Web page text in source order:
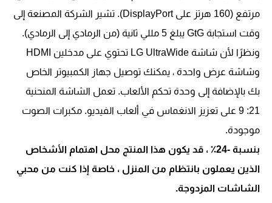
مرتفع (160 هرتز على DisplayPort). تشير الشركة المصنعة إلى
وقت استجابة GtG يبلغ 5 مللي ثانية (من الرمادي إلى الرمادي).
ونظرًا لأن شاشة LG UltraWide تحتوي على مدخلين HDMI
وشاشة عرض واحدة ، يمكنك توصيل جهاز الكمبيوتر الخاص
بك بالإضافة إلى وحدة تحكم الألعاب. تعمل الشاشة المنحنية
21: 9 على تعزيز الانغماس في ألعاب الفيديو. مكبرات الصوت
موجودة.
بنسبة -24٪ ، قد يكون هذا المنتج محل اهتمام الأشخاص
الذين يعملون بانتظام من المنزل ، خاصة إذا كنت من محبي
الشاشات المزدوجة.